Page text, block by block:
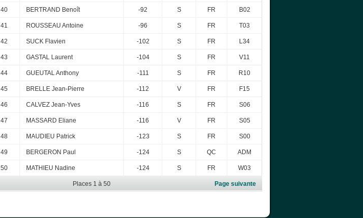
40 BERTRAND Benoît -92 S FR B02
41 ROUSSEAU Antoine -96 S FR T03
42 SUCK Flavien -102 S FR L34
43 GASTAL Laurent -104 S FR V11
44 GUEUTAL Anthony -111 S FR R10
45 BRELLE Jean-Pierre -112 V FR F15
46 CALVEZ Jean-Yves -116 S FR S06
47 MASSARD Eliane -116 V FR S05
48 MAUDIEU Patrick -123 S FR S00
49 BERGERON Paul -124 S QC ADM
50 MATHIEU Nadine -124 S FR W03
Places 1 à 50 Page suivante